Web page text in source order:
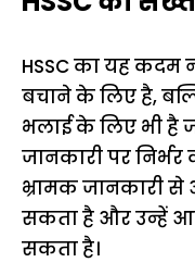
HSSC का यह
बचाने के लिए है,
भलाई के लिए भी है
जानकारी पर
भ्रामक जानकारी से
सकता है और उन्हें
सकता है।